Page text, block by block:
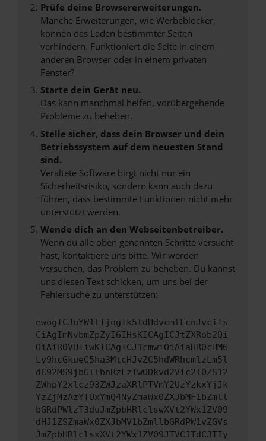
Prüfe deine Browsererweiterungen.
Manche Erweiterungen, wie Werbeblocker,
können das Laden bestimmter Seiten
verhindern. Funktioniert die Seite in einem
anderen Browser oder in einem privaten
Fenster?
Starte dein Gerät neu.
Das kann manchmal helfen, vorübergehende
Probleme zu beheben.
Stelle sicher, dass dein Browser und dein
Betriebssystem auf dem neuesten Stand
sind.
Veraltete Software birgt nicht nur ein
Sicherheitsrisiko, sondern kann auch dazu
führen, dass bestimmte Funktionen nicht mehr
unterstützt werden.
Wende dich an den Webseitenbetreiber.
Wenn du alle oben genannten Schritte versucht
hast, kontaktiere uns bitte. Wir werden
versuchen, das Problem zu beheben. Du kannst
uns diesen Text schicken, um uns bei der
Fehlersuche zu unterstützen:
ewogICJuYW1lIjogIk5ldHdvcmtFcnJvciIs
CiAgImNvbmZpZyI6IHsKICAgICJtZXRob2Qi
OiAiR0VUIiwKICAgICJ1cmwiOiAiaHR0cHM6
Ly9hcGkueC5ha3MtcHJvZC5hdWRhcmlzLm5l
dC92MS9jbGllbnRzLzIwODkvd2Vic2l0ZS12
ZWhpY2xlcz93ZWJzaXRlPTVmY2UzYzkxYjJk
YzZjMzAzYTUxYmQ4NyZmaWx0ZXJbMF1bZmll
bGRdPWlzT3duJmZpbHRlclswXVt2YWx1ZV09
dHJ1ZSZmaWx0ZXJbMV1bZmllbGRdPW1vZGVs
JmZpbHRlclsxXVt2YWx1ZV09JTVCJTdCJTIy